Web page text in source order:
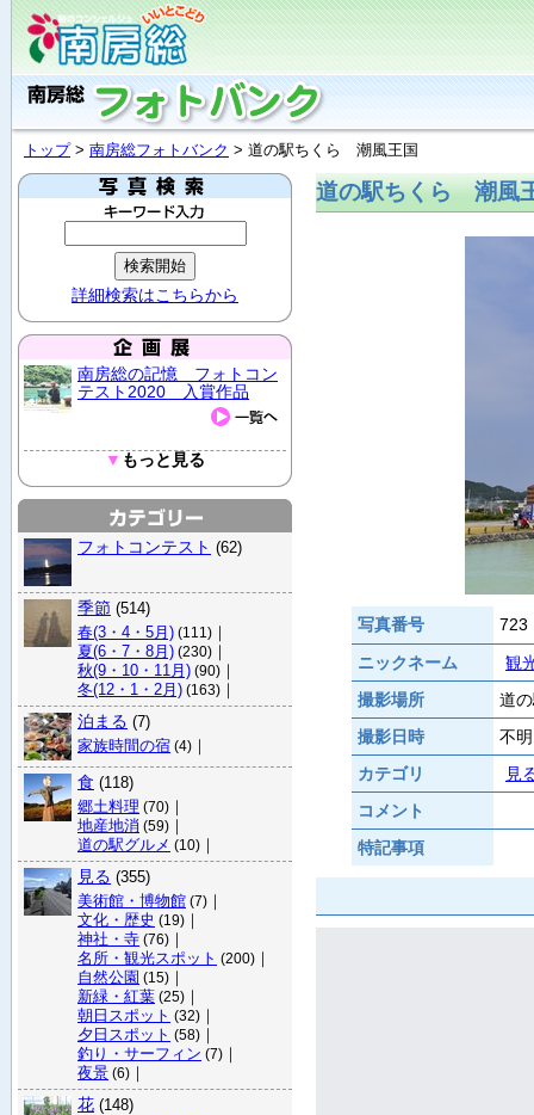
トップ> 南房総フォトバンク > 道の駅ちくら 潮風王国
詳細検索はこちらから
南房総の記憶 フォトコン
テスト2020 入賞作品
▼ もっと見る
フォトコンテスト (62)
季節 (514)
春(3・4・5月) (111) ｜
夏(6・7・8月) (230) ｜
秋(9・10・11月) (90) ｜
冬(12・1・2月) (163) ｜
泊まる (7)
家族時間の宿 (4) ｜
食 (118)
郷土料理 (70) ｜
地産地消 (59) ｜
道の駅グルメ (10) ｜
見る (355)
美術館・博物館 (7) ｜
文化・歴史 (19) ｜
神社・寺 (76) ｜
名所・観光スポット (200) ｜
自然公園 (15) ｜
新緑・紅葉 (25) ｜
朝日スポット (32) ｜
夕日スポット (58) ｜
釣り・サーフィン (7) ｜
夜景 (6) ｜
花 (148)
道の駅ちくら 潮風
写真番号
723
ニックネーム
観
撮影場所
道
撮影日時
不明
カテゴリ
見
コメント
特記事項